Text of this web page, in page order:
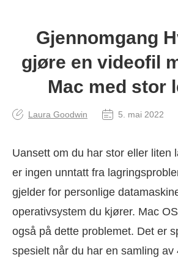
Gjennomgang
gjøre en videofil
Mac med stor
Laura Goodwin 5. mai 2022
Uansett om du har stor eller liten
er ingen unntatt fra
gjelder for personlige
operativsystem du kjører. Mac
også på dette problemet. Det er
spesielt når du har en samling av